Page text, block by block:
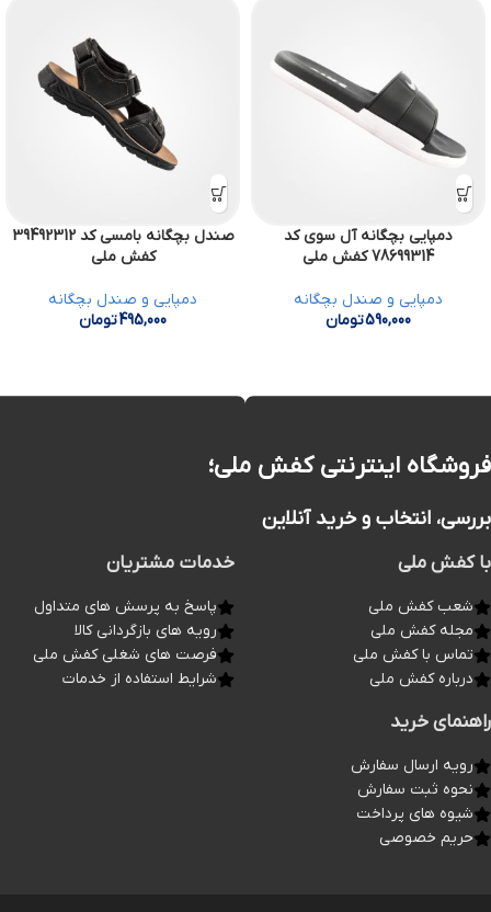
دمپایی بچگانه آل سوی کد
78699314 کفش ملی
دمپایی و صندل بچگانه
590,000تومان
صندل بچگانه بامسی کد 39492312
کفش ملی
دمپایی و صندل بچگانه
495,000تومان
فروشگاه اینترنتی کفش ملی؛
بررسی، انتخاب و خرید آنلاین
با کفش ملی
شعب کفش ملی
مجله کفش ملی
تماس با کفش ملی
درباره کفش ملی
خدمات مشتریان
پاسخ به پرسش های متداول
رویه های بازگردانی کالا
فرصت های شغلی کفش ملی
شرایط استفاده از خدمات
راهنمای خرید
رویه ارسال سفارش
نحوه ثبت سفارش
شیوه های پرداخت
حریم خصوصی